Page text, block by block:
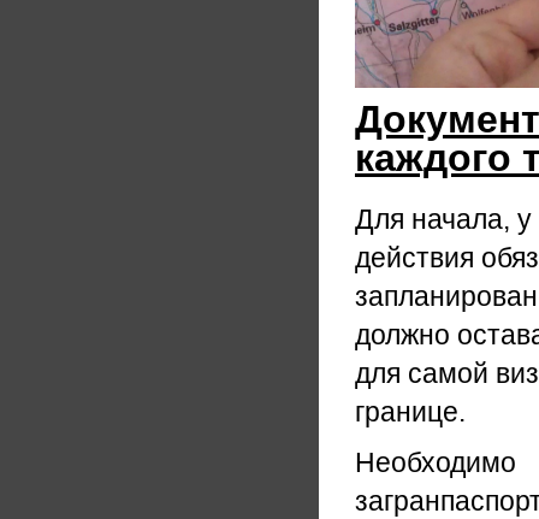
каждого
Для начала, у
действия
должно
для самой
границе.